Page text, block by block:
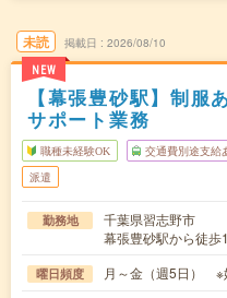
未読
NEW
掲載日 2026/08/10
【幕張豊砂駅】制服
サポート業務
職種未経験OK 交通費別途支給
派遣
勤務地
千葉県習志野市
幕張豊砂駅から徒
曜日頻度 月～金（週5日） ※